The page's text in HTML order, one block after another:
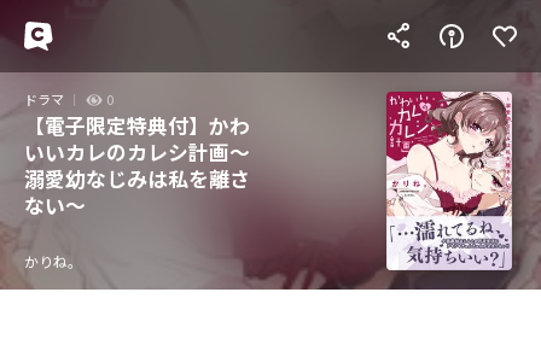
ドラマ 0
【電子限定特典付】かわ
いいカレのカレシ計画～
溺愛幼なじみは私を離さ
ない～
かりね。